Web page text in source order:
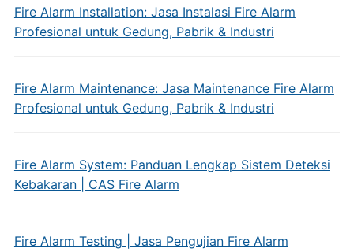
Fire Alarm Installation: Jasa Instalasi Fire Alarm
Profesional untuk Gedung, Pabrik & Industri
Fire Alarm Maintenance: Jasa Maintenance Fire Alarm
Profesional untuk Gedung, Pabrik & Industri
Fire Alarm System: Panduan Lengkap Sistem Deteksi
Kebakaran | CAS Fire Alarm
Fire Alarm Testing | Jasa Pengujian Fire Alarm